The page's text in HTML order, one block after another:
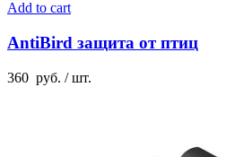
Add to cart
AntiBird защита от птиц
360 руб. / шт.